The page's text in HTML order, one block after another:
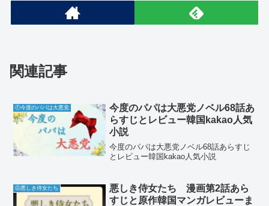
関連記事
Ⓕ今度のパパは大悪党
今度のパパは大悪党ノベル68話あ
らすじとレビュー韓国kakao人気
小説
今度のパパは大悪党ノベル68話あらすじ
とレビュー韓国kakao人気小説
Ⓖ悪しき侍女たち
悪しき侍女たち 漫画第2話あら
すじと原作韓国マンガレビューま